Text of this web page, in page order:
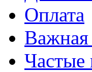
Оплата
Частые